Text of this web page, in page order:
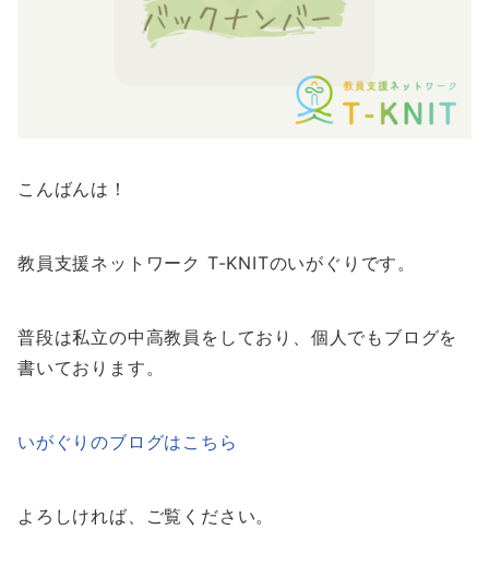
こんばんは！
教員支援ネットワーク T-KNITのいがぐりです。
普段は私立の中高教員をしており、個人でもブログを
書いております。
いがぐりのブログはこちら
よろしければ、ご覧ください。